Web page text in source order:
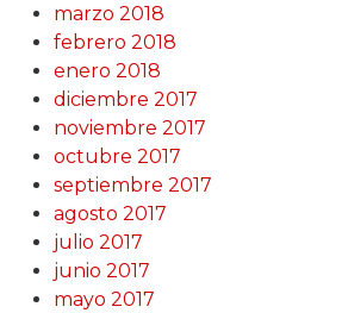
marzo 2018
febrero 2018
enero 2018
diciembre 2017
noviembre 2017
octubre 2017
septiembre 2017
agosto 2017
julio 2017
junio 2017
mayo 2017